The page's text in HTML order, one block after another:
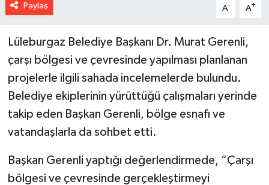
Paylaş A- A+
Lüleburgaz Belediye Başkanı Dr. Murat Gerenli,
çarşı bölgesi ve çevresinde yapılması planlanan
projelerle ilgili sahada incelemelerde bulundu.
Belediye ekiplerinin yürüttüğü çalışmaları yerinde
takip eden Başkan Gerenli, bölge esnafı ve
vatandaşlarla da sohbet etti.
Başkan Gerenli yaptığı değerlendirmede, “Çarşı
bölgesi ve çevresinde gerçekleştirmeyi